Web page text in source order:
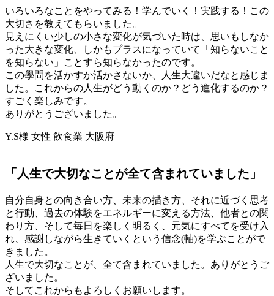
いろいろなことをやってみる！学んでいく！実践する！この
大切さを教えてもらいました。
見えにくい少しの小さな変化が気づいた時は、思いもしなか
った大きな変化、しかもプラスになっていて「知らないこと
を知らない」ことすら知らなかったのです。
この學問を活かすか活かさないか、人生大違いだなと感じま
した。これからの人生がどう動くのか？どう進化するのか？
すごく楽しみです。
ありがとうございました。
Y.S様 女性 飲食業 大阪府
「人生で大切なことが全て含まれていました」
自分自身との向き合い方、未来の描き方、それに近づく思考
と行動、過去の体験をエネルギーに変える方法、他者との関
わり方、そして毎日を楽しく明るく、元気にすべてを受け入
れ、感謝しながら生きていくという信念(軸)を学ぶことがで
きました。
人生で大切なことが、全て含まれていました。ありがとうご
ざいました。
そしてこれからもよろしくお願いします。